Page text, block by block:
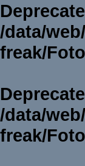
/data/
freak/
/data/
freak/